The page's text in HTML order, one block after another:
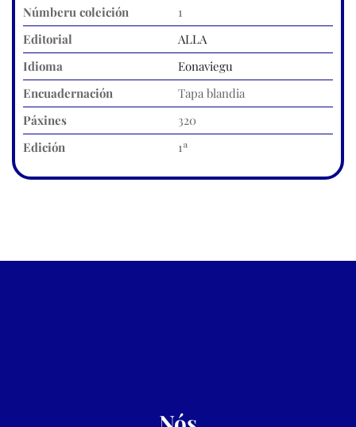
Númberu coleición
1
Editorial
ALLA
Idioma
Eonaviegu
Encuadernación
Tapa blandia
Páxines
320
Edición
1ª